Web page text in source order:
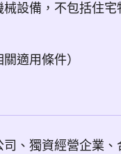
設備，不包括住宅
適用條件）
、獨資經營企業、